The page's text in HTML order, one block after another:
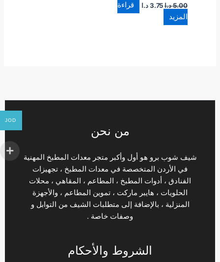
5.00د.ا3.75 د.ا
قراءة
المزيد
من نحن
شيف شوب برو هو أول وأكبر متجر معدات المطبخ المهنية
في الأردن المتخصصة في معدات المطبخ ، تجهيزات
الفنادق ، أدوات المطبخ ، المطاعم ، المقاهي ، محلات
الحلويات ، هايبر ماركت ، تموين المطاعم ، والأجهزة
المنزلية ، بالإضافة إلى متطلبات الشيف من التوابل و
وصفات خاصة .
الشروط والأحكام
JOD